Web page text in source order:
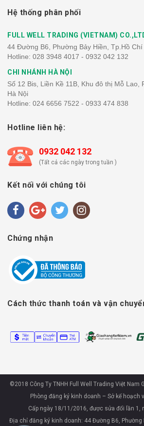
Hệ thống phân phối
FULL WELL TRADING (VIETNAM)
44 Đường B6, Phường Bảy Hiền, Tp.Hồ Chí
Hotline: 028 3948 4017 - 0932 042 132
CHI NHÁNH HÀ NỘI
Số 12 Bis, Liền Kề 11B, Khu đô thị Mỗ Lao,
Hà Nội
Hotline: 024 6656 7522 - 0933 474 838
Hotline liên hệ:
0932 042 132
(Tất cả các ngày trong tuần )
Kết nối với chúng tôi
Chứng nhận
Cách thức thanh toán và vận
©2018 Công Ty TNHH Full Well Trading Việt Nam
Phòng đăng ký kinh doanh – Sở kế hoạch
Cấp ngày 18/11/2016, được sửa đổi lần 1,
Địa chỉ đăng ký kinh doanh: 44 Đường B6, Phường